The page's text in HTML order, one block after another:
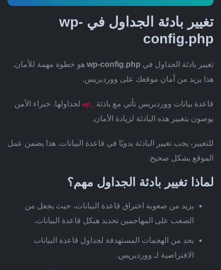
تغيير بادئة الجداول في wp-
config.php
تغيير بادئة الجداول في wp-config.php هو خطوة مهمة للأمان.
هذا يزيد من أمان موقعك على ووردبريس.
قاعدة بيانات ووردبريس تأتي مع بادئة wp_ لجداولها. خبراء الأمن
يوصون بتغيير هذه البادئة لزيادة الأمان.
للتغيير، يجب تغيير البادئة يدويًا في قاعدة البيانات. هذا يضمن عمل
الموقع بشكل صحيح.
لماذا تغيير بادئة الجداول مهم؟
يزيد من صعوبة اختراق قاعدة البيانات، حيث يجعل من
الصعب على المهاجمين تحديد هيكل قاعدة البيانات.
يحد من الهجمات المستهدفة لجداول قاعدة البيانات
الافتراضية لـ ووردبريس.